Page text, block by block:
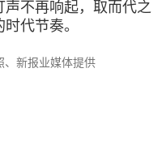
不再响起，取而代之
代节奏。
、新报业媒体提供